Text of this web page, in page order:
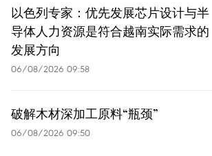
以色列专家：优先发展芯片设计与半
导体人力资源是符合越南实际需求的
发展方向
06/08/2026 09:58
破解木材深加工原料“瓶颈”
06/08/2026 09:50